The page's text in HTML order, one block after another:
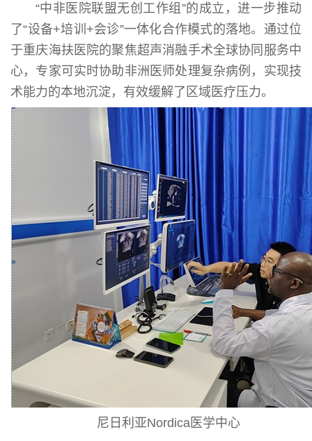
“中非医院联盟无创工作组”的成立，进一步推动
了“设备+培训+会诊”一体化合作模式的落地。通过位
于重庆海扶医院的聚焦超声消融手术全球协同服务中
心，专家可实时协助非洲医师处理复杂病例，实现技
术能力的本地沉淀，有效缓解了区域医疗压力。
尼日利亚Nordica医学中心